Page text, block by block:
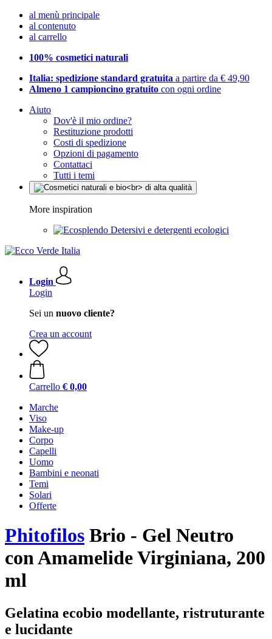
al menù principale
al contenuto
al carrello
100% cosmetici naturali
Italia: spedizione standard gratuita a partire da € 49,90
Almeno 1 campioncino gratuito con ogni ordine
Aiuto
Dov'è il mio ordine?
Restituzione prodotti
Costi di spedizione
Opzioni di pagamento
Contattaci
Tutti i temi
More inspiration
Detersivi e detergenti ecologici
Login
Login
Sei un nuovo cliente?
Crea un account
Carrello € 0,00
Marche
Viso
Make-up
Corpo
Capelli
Uomo
Bambini e neonati
Temi
Solari
Offerte
Phitofilos Brio - Gel Neutro
con Amamelide Virginiana, 200
ml
Gelatina ecobio modellante, ristruturante
e lucidante